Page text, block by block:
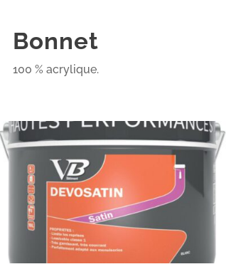
Bonnet
100 % acrylique.